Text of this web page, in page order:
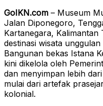
GoIKN.com – Museum
Jalan Diponegoro,
Kartanegara,
destinasi wisata
Bangunan bekas Istana
kini dikelola oleh
dan menyimpan lebih
mulai dari artefak
kolonial.